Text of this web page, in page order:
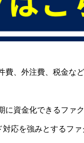
、外注費、税金な
資金化できるファク
応を強みとするフ